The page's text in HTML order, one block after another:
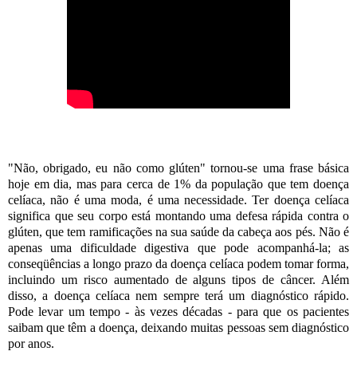
"Não, obrigado, eu não como glúten" tornou-se uma frase básica
hoje em dia, mas para cerca de 1% da população que tem doença
celíaca, não é uma moda, é uma necessidade. Ter doença celíaca
significa que seu corpo está montando uma defesa rápida contra o
glúten, que tem ramificações na sua saúde da cabeça aos pés. Não é
apenas uma dificuldade digestiva que pode acompanhá-la; as
conseqüências a longo prazo da doença celíaca podem tomar forma,
incluindo um risco aumentado de alguns tipos de câncer. Além
disso, a doença celíaca nem sempre terá um diagnóstico rápido.
Pode levar um tempo - às vezes décadas - para que os pacientes
saibam que têm a doença, deixando muitas pessoas sem diagnóstico
por anos.